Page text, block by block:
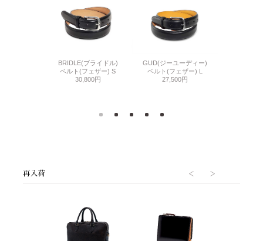
BRIDLE(ブライドル)
ベルト(フェザー) S
30,800円
GUD(ジーユーディー)
ベルト(フェザー) L
27,500円